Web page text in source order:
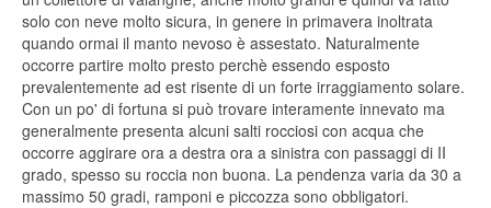
solo con neve molto sicura, in genere in primavera inoltrata
quando ormai il manto nevoso è assestato. Naturalmente
occorre partire molto presto perchè essendo esposto
prevalentemente ad est risente di un forte irraggiamento solare.
Con un po' di fortuna si può trovare interamente innevato ma
generalmente presenta alcuni salti rocciosi con acqua che
occorre aggirare ora a destra ora a sinistra con passaggi di II
grado, spesso su roccia non buona. La pendenza varia da 30 a
massimo 50 gradi, ramponi e piccozza sono obbligatori.